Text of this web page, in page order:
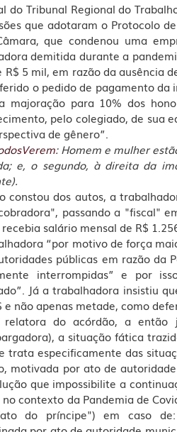
do Tribunal Regional do
que adotaram o Protocolo
que condenou uma
demitida durante a
R$ 5 mil, em razão da ausência
o pedido de pagamento da
majoração para 10% dos
pelo colegiado, de sua
de gênero”.
: Homem e mulher
e, o segundo, à direita da
constou dos autos, a
passando a "fiscal"
salário mensal de R$
“por motivo de força
públicas em razão da
interrompidas” e por
Já a trabalhadora insistiu
e não apenas metade, como
do acórdão, a então
a situação fática
trata especificamente das
motivada por ato de
que impossibilite a
contexto da Pandemia de
do príncipe") em caso de: